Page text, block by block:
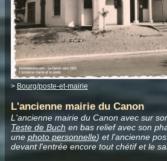
> Bourg/poste-et-mairie
L'ancienne mairie du Canon
L'ancienne mairie du Canon avec sur
Teste de Buch en bas relief avec son
une photo personnelle) et l'ancienne
devant l'entrée encore tout chétif et le